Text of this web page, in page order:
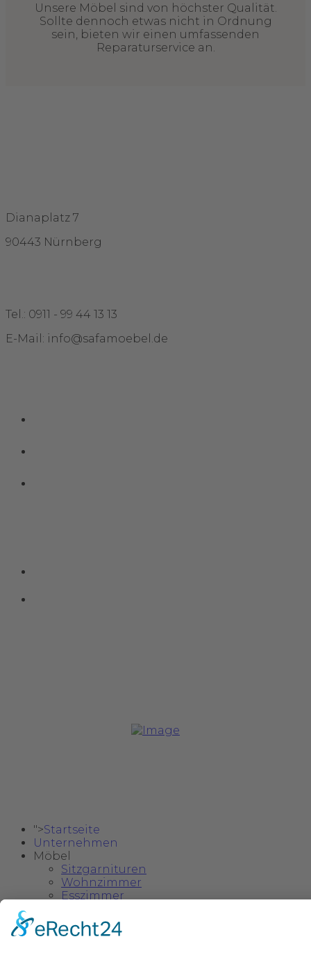
Unsere Möbel sind von höchster Qualität.
Sollte dennoch etwas nicht in Ordnung
sein, bieten wir einen umfassenden
Reparaturservice an.
Dianaplatz 7
90443 Nürnberg
Tel.: 0911 - 99 44 13 13
E-Mail: info@safamoebel.de
">Startseite
Unternehmen
Möbel
Sitzgarnituren
Wohnzimmer
Esszimmer
Einzelstücke & Deko
Kinder- und Jugendzimmer